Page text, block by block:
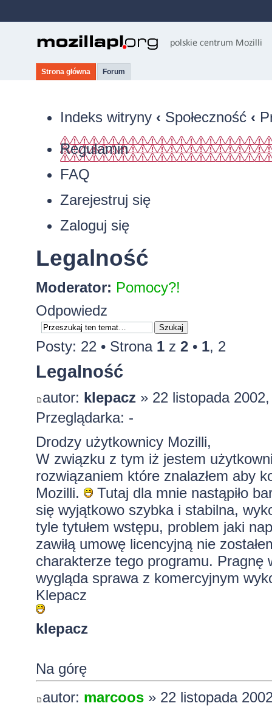
Strona główna Forum
Indeks witryny ‹ Społeczność ‹
Regulamin
FAQ
Zarejestruj się
Zaloguj się
Legalność
Moderator: Pomocy?!
Odpowiedz
Posty: 22 • Strona 1z 2• 1, 2
Legalność
autor: klepacz» 22 listopada
Przeglądarka: -
Drodzy użytkownicy Mozilli,
W związku z tym iż jestem
rozwiązaniem które znalazłem aby
Mozilli.
Tutaj dla mnie nastąpiło
się wyjątkowo szybka i stabilna,
tyle tytułem wstępu, problem jaki
zawiłą umowę licencyjną nie
charakterze tego programu.
wygląda sprawa z komercyjnym
Klepacz
klepacz
Na górę
autor: marcoos» 22 listopada